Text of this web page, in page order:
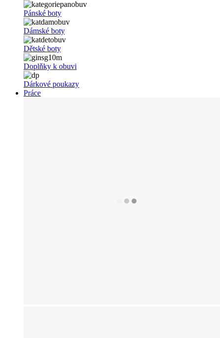
Pánské boty
Dámské boty
Dětské boty
Doplňky k obuvi
Dárkové poukazy
Práce